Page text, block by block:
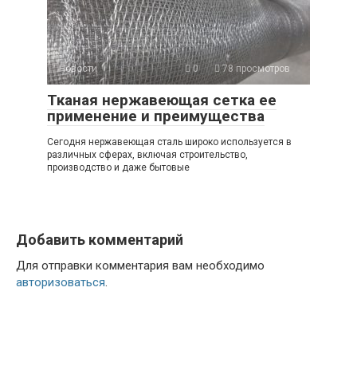
Новости 0 78 просмотров
Тканая нержавеющая сетка ее
применение и преимущества
Сегодня нержавеющая сталь широко используется в
различных сферах, включая строительство,
производство и даже бытовые
Добавить комментарий
Для отправки комментария вам необходимо
авторизоваться.